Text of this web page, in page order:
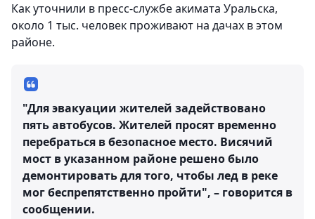
Как уточнили в пресс-службе акимата Уральска,
около 1 тыс. человек проживают на дачах в этом
районе.
"Для эвакуации жителей задействовано
пять автобусов. Жителей просят временно
перебраться в безопасное место. Висячий
мост в указанном районе решено было
демонтировать для того, чтобы лед в реке
мог беспрепятственно пройти", – говорится в
сообщении.